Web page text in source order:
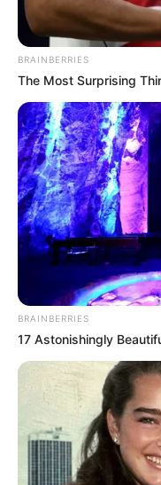
BRAINBERRIES
The Most Surprising
BRAINBERRIES
17 Astonishingly